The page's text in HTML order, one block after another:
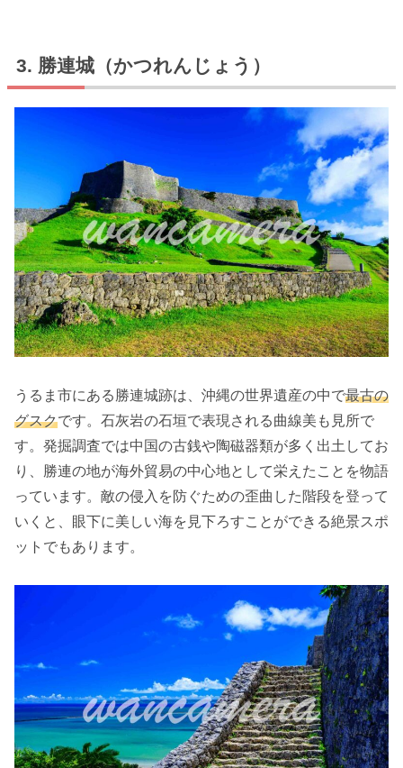
勝連城（かつれんじょう）
うるま市にある勝連城跡は、沖縄の世界遺産の中で最古の
グスクです。石灰岩の石垣で表現される曲線美も見所で
す。発掘調査では中国の古銭や陶磁器類が多く出土してお
り、勝連の地が海外貿易の中心地として栄えたことを物語
っています。敵の侵入を防ぐための歪曲した階段を登って
いくと、眼下に美しい海を見下ろすことができる絶景スポ
ットでもあります。